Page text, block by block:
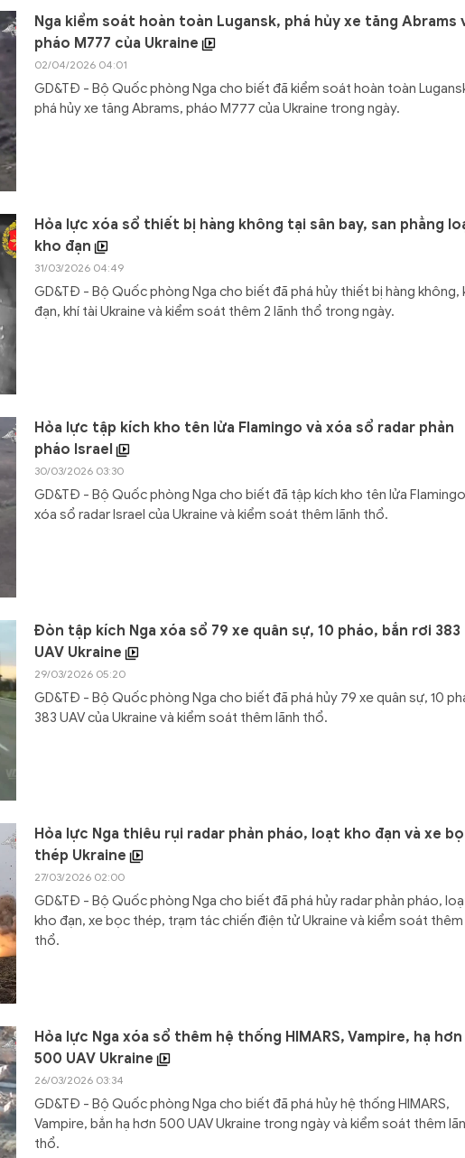
Nga kiểm soát hoàn toàn Lugansk, phá hủy xe tăng Abrams
pháo M777 của Ukraine
02/04/2026 04:01
GD&TĐ - Bộ Quốc phòng Nga cho biết đã kiểm soát hoàn toàn
phá hủy xe tăng Abrams, pháo M777 của Ukraine trong ngày.
Hỏa lực xóa sổ thiết bị hàng không tại sân bay, san phẳng
kho đạn
31/03/2026 04:49
GD&TĐ - Bộ Quốc phòng Nga cho biết đã phá hủy thiết bị hàng không,
đạn, khí tài Ukraine và kiểm soát thêm 2 lãnh thổ trong ngày.
Hỏa lực tập kích kho tên lửa Flamingo và xóa sổ radar phản
pháo Israel
30/03/2026 03:30
GD&TĐ - Bộ Quốc phòng Nga cho biết đã tập kích kho tên lửa
xóa sổ radar Israel của Ukraine và kiểm soát thêm lãnh thổ.
Đòn tập kích Nga xóa sổ 79 xe quân sự, 10 pháo, bắn rơi 383
UAV Ukraine
29/03/2026 05:20
GD&TĐ - Bộ Quốc phòng Nga cho biết đã phá hủy 79 xe quân sự, 10
383 UAV của Ukraine và kiểm soát thêm lãnh thổ.
Hỏa lực Nga thiêu rụi radar phản pháo, loạt kho đạn và xe
thép Ukraine
27/03/2026 02:00
GD&TĐ - Bộ Quốc phòng Nga cho biết đã phá hủy radar phản pháo,
kho đạn, xe bọc thép, trạm tác chiến điện tử Ukraine và kiểm soát thêm
thổ.
Hỏa lực Nga xóa sổ thêm hệ thống HIMARS, Vampire, hạ hơn
500 UAV Ukraine
26/03/2026 03:34
GD&TĐ - Bộ Quốc phòng Nga cho biết đã phá hủy hệ thống HIMARS,
Vampire, bắn hạ hơn 500 UAV Ukraine trong ngày và kiểm soát thêm
thổ.